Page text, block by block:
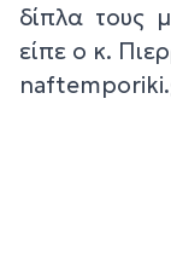
δίπλα τους
είπε ο κ.